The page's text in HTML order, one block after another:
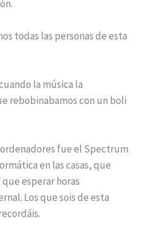
todas las personas de esta
la música la
rebobinabamos con un boli
fue el Spectrum
en las casas, que
esperar horas
Los que sois de esta